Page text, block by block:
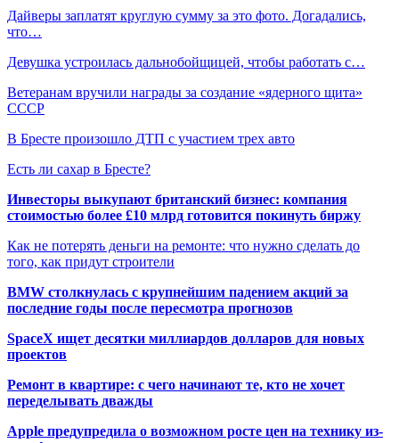
Дайверы заплатят круглую сумму за это фото. Догадались,
что…
Девушка устроилась дальнобойщицей, чтобы работать с…
Ветеранам вручили награды за создание «ядерного щита»
СССР
В Бресте произошло ДТП с участием трех авто
Есть ли сахар в Бресте?
Инвесторы выкупают британский бизнес: компания
стоимостью более £10 млрд готовится покинуть биржу
Как не потерять деньги на ремонте: что нужно сделать до
того, как придут строители
BMW столкнулась с крупнейшим падением акций за
последние годы после пересмотра прогнозов
SpaceX ищет десятки миллиардов долларов для новых
проектов
Ремонт в квартире: с чего начинают те, кто не хочет
переделывать дважды
Apple предупредила о возможном росте цен на технику из-